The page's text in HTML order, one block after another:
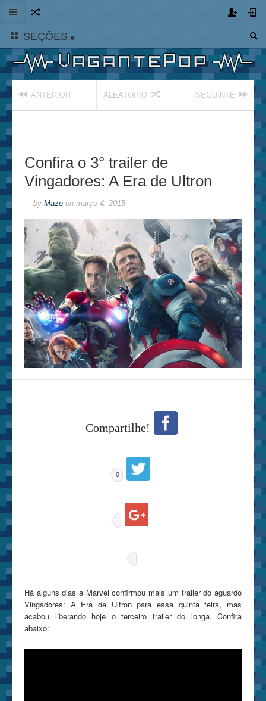
SEÇÕES
ANTERIOR ALEATÓRIO SEGUINTE
Confira o 3° trailer de
Vingadores: A Era de Ultron
by Maze on março 4, 2015
Compartilhe!
0
Há alguns dias a Marvel confirmou mais um trailer do aguardo
Vingadores: A Era de Ultron para essa quinta feira, mas
acabou liberando hoje o terceiro trailer do longa. Confira
abaixo: